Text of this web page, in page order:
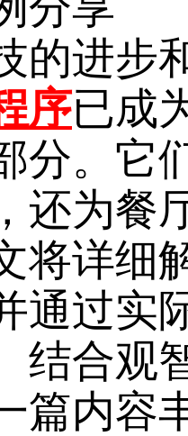
的进步
序已成
分。它
还为餐
将详细
通过实
结合观
篇内容